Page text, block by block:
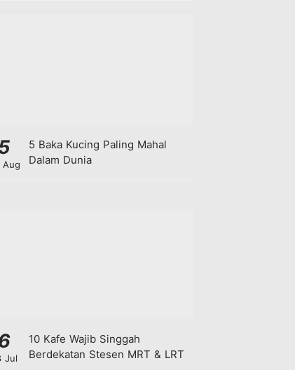
Aug
5 Baka Kucing Paling Mahal
Dalam Dunia
Jul
10 Kafe Wajib Singgah
Berdekatan Stesen MRT & LRT